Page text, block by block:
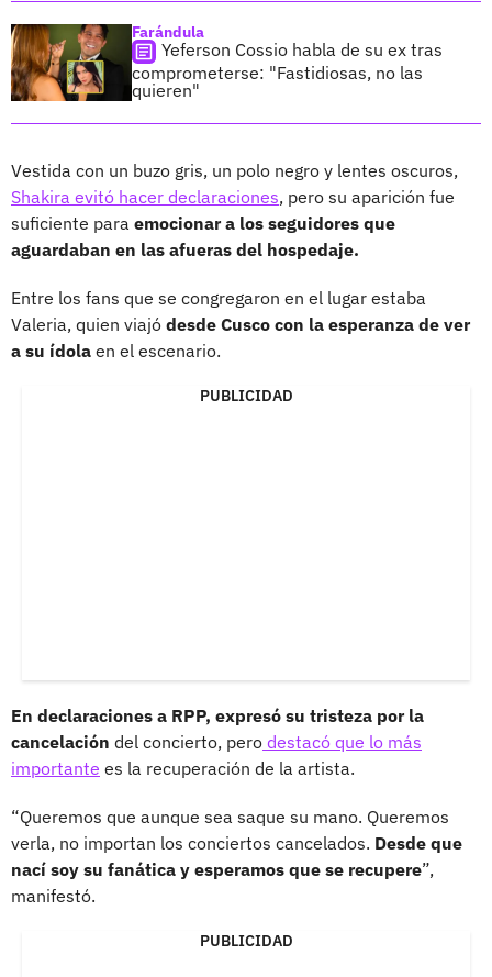
Farándula
Yeferson Cossio habla de su ex tras
comprometerse: "Fastidiosas, no las
quieren"
Vestida con un buzo gris, un polo negro y lentes oscuros,
Shakira evitó hacer declaraciones, pero su aparición fue
suficiente para emocionar a los seguidores que
aguardaban en las afueras del hospedaje.
Entre los fans que se congregaron en el lugar estaba
Valeria, quien viajó desde Cusco con la esperanza de ver
a su ídola en el escenario.
PUBLICIDAD
En declaraciones a RPP, expresó su tristeza por la
cancelación del concierto, pero destacó que lo más
importante es la recuperación de la artista.
“Queremos que aunque sea saque su mano. Queremos
verla, no importan los conciertos cancelados. Desde que
nací soy su fanática y esperamos que se recupere”,
manifestó.
PUBLICIDAD